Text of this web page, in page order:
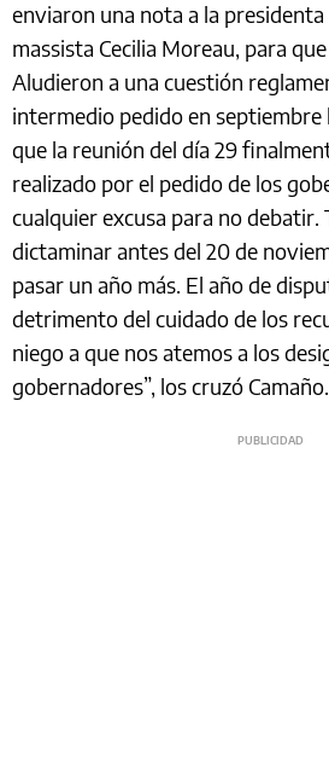
enviaron una nota a la presidenta
massista Cecilia Moreau, para
Aludieron a una cuestión
intermedio pedido en septiembre
que la reunión del día 29
realizado por el pedido de los
cualquier excusa para no debatir.
dictaminar antes del 20 de
pasar un año más. El año de
detrimento del cuidado de los
niego a que nos atemos a los
gobernadores”, los cruzó Camaño.